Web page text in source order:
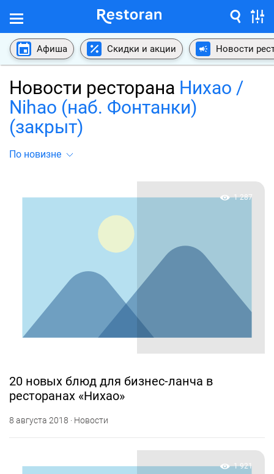
Афиша Скидки и акции Новости
Новости ресторана Нихао /
Nihao (наб. Фонтанки)
(закрыт)
По новизне
1 287
20 новых блюд для бизнес-ланча в
ресторанах «Нихао»
8 августа 2018 · Новости
1 921